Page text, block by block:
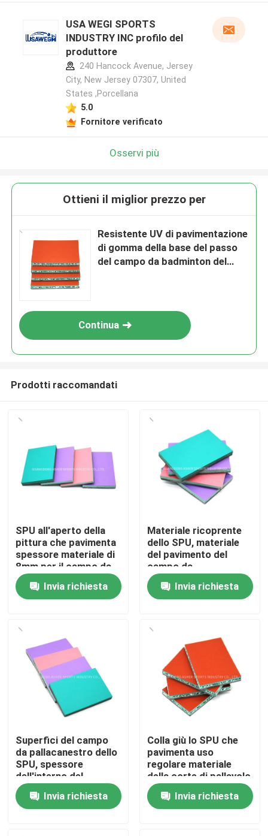
Casa.
Prodotti
Video
Chi Siamo
Visita alla fabbrica
Controllo di qualità
Contattaci
Notizie
Casi
USA WEGI SPORTS
INDUSTRY INC profilo del
produttore
240 Hancock Avenue, Jersey
City, New Jersey 07307, United
States ,Porcellana
5.0
Fornitore verificato
Osservi più
Ottieni il miglior prezzo per
Resistente UV di pavimentazione
di gomma della base del passo
del campo da badminton del
Continua
Prodotti raccomandati
SPU all'aperto della
pittura che pavimenta
spessore materiale di
8mm per il campo da
pallacanestro
Invia richiesta
Materiale ricoprente
dello SPU, materiale
del pavimento del
campo da
pallacanestro della
pitturaInvia richiesta
Superfici del campo
da pallacanestro dello
SPU, spessore
dell'interno del
materiale 3mm del
campo da
pallacanestro
Invia richiesta
Colla giù lo SPU che
pavimenta uso
regolare materiale
della corte di pallavolo
di struttura del
barilottoInvia richiesta